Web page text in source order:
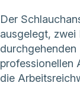
Der
ausgelegt,
durchgehenden
professionellen
die